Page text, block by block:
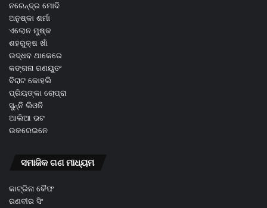
ନରେନ୍ଦ୍ର ମୋଦି
ଅନୁଷ୍କା ଶର୍ମା
ଏଲୋନ ମୁଷ୍କ
ଶହରୁକ୍ଷ ଖାଁ
ଉଦ୍ଧବ ଥାକେରେ
କଙ୍ଗନା ରଣୟୁତଂ
ବିରାଟ କୋହଲି
ପ୍ରିୟଙ୍କା ଚୋପ୍ରା
ସୁନ୍ନି ଲିଓନି
ଆଲିଆ ଭଟ
ଉକରେଇନେ
ସମାଜିକ ଗଣ ମାଧ୍ୟମ
କାଟ୍ରିନା କୈଫ
ରଣବୀର ସିଂ